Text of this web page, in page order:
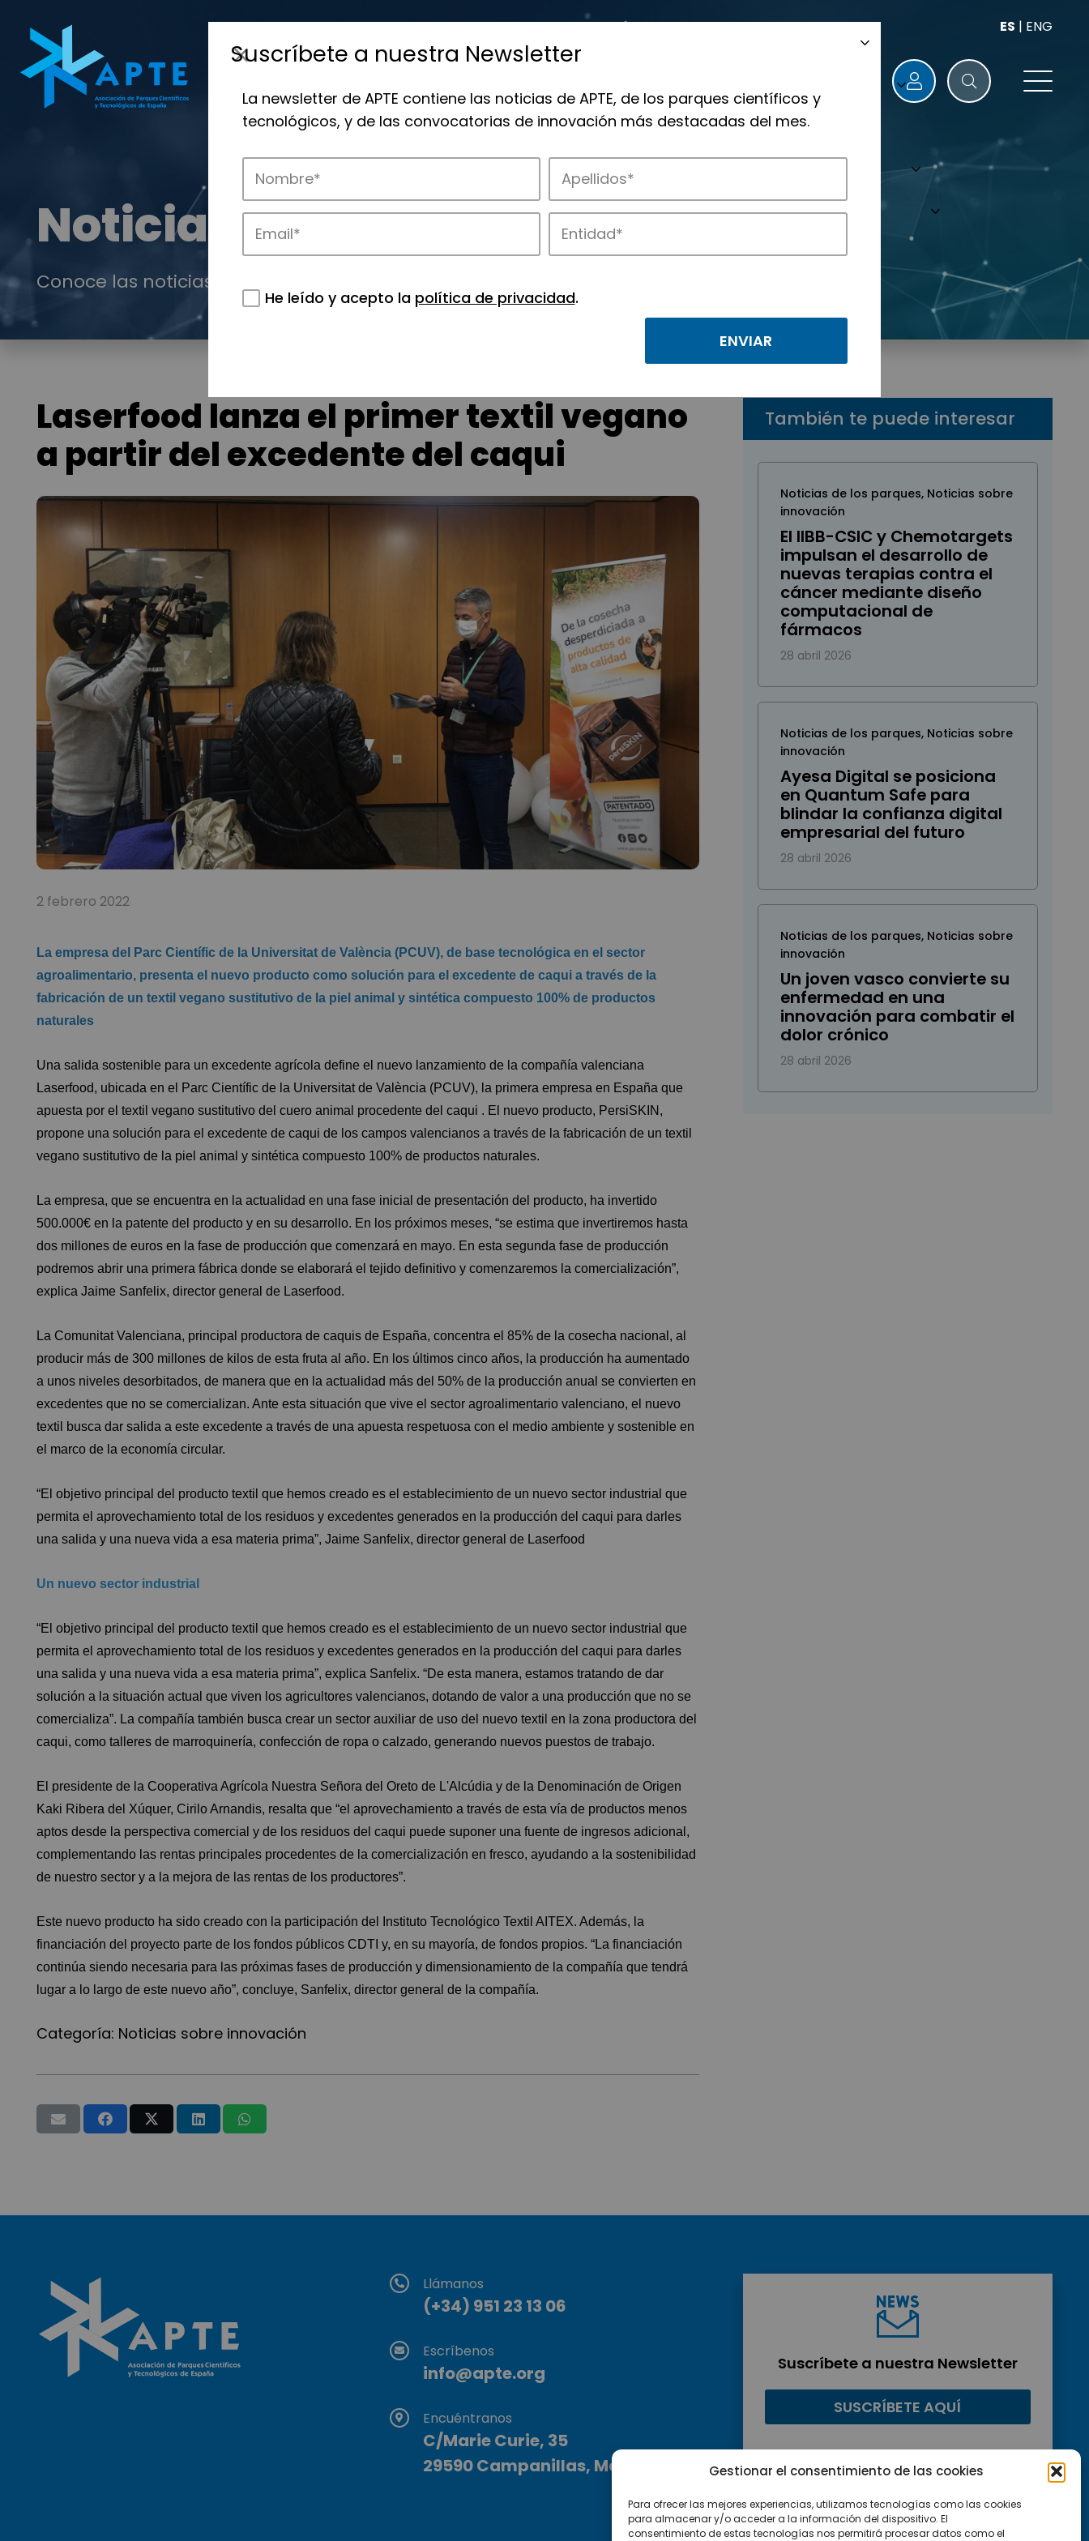
Gestionar el consentimiento de las cookies
Para ofrecer las mejores experiencias, utilizamos tecnologías como las cookies
para almacenar y/o acceder a la información del dispositivo. El
consentimiento de estas tecnologías nos permitirá procesar datos como el
ES | ENG
Noticias
Conoce las noticias más destacadas de APTE y sus parques científicos y tecnológicos.
Laserfood lanza el primer textil vegano
a partir del excedente del caqui
2 febrero 2022
La empresa del Parc Científic de la Universitat de València (PCUV), de base tecnológica en el sector
agroalimentario, presenta el nuevo producto como solución para el excedente de caqui a través de la
fabricación de un textil vegano sustitutivo de la piel animal y sintética compuesto 100% de productos
naturales
Una salida sostenible para un excedente agrícola define el nuevo lanzamiento de la compañía valenciana
Laserfood, ubicada en el Parc Científic de la Universitat de València (PCUV), la primera empresa en España que
apuesta por el textil vegano sustitutivo del cuero animal procedente del caqui . El nuevo producto, PersiSKIN,
propone una solución para el excedente de caqui de los campos valencianos a través de la fabricación de un textil
vegano sustitutivo de la piel animal y sintética compuesto 100% de productos naturales.
La empresa, que se encuentra en la actualidad en una fase inicial de presentación del producto, ha invertido
500.000€ en la patente del producto y en su desarrollo. En los próximos meses, “se estima que invertiremos hasta
dos millones de euros en la fase de producción que comenzará en mayo. En esta segunda fase de producción
podremos abrir una primera fábrica donde se elaborará el tejido definitivo y comenzaremos la comercialización”,
explica Jaime Sanfelix, director general de Laserfood.
La Comunitat Valenciana, principal productora de caquis de España, concentra el 85% de la cosecha nacional, al
producir más de 300 millones de kilos de esta fruta al año. En los últimos cinco años, la producción ha aumentado
a unos niveles desorbitados, de manera que en la actualidad más del 50% de la producción anual se convierten en
excedentes que no se comercializan. Ante esta situación que vive el sector agroalimentario valenciano, el nuevo
textil busca dar salida a este excedente a través de una apuesta respetuosa con el medio ambiente y sostenible en
el marco de la economía circular.
“El objetivo principal del producto textil que hemos creado es el establecimiento de un nuevo sector industrial que
permita el aprovechamiento total de los residuos y excedentes generados en la producción del caqui para darles
una salida y una nueva vida a esa materia prima”, Jaime Sanfelix, director general de Laserfood
Un nuevo sector industrial
“El objetivo principal del producto textil que hemos creado es el establecimiento de un nuevo sector industrial que
permita el aprovechamiento total de los residuos y excedentes generados en la producción del caqui para darles
una salida y una nueva vida a esa materia prima”, explica Sanfelix. “De esta manera, estamos tratando de dar
solución a la situación actual que viven los agricultores valencianos, dotando de valor a una producción que no se
comercializa”. La compañía también busca crear un sector auxiliar de uso del nuevo textil en la zona productora del
caqui, como talleres de marroquinería, confección de ropa o calzado, generando nuevos puestos de trabajo.
El presidente de la Cooperativa Agrícola Nuestra Señora del Oreto de L'Alcúdia y de la Denominación de Origen
Kaki Ribera del Xúquer, Cirilo Arnandis, resalta que “el aprovechamiento a través de esta vía de productos menos
aptos desde la perspectiva comercial y de los residuos del caqui puede suponer una fuente de ingresos adicional,
complementando las rentas principales procedentes de la comercialización en fresco, ayudando a la sostenibilidad
de nuestro sector y a la mejora de las rentas de los productores”.
Este nuevo producto ha sido creado con la participación del Instituto Tecnológico Textil AITEX. Además, la
financiación del proyecto parte de los fondos públicos CDTI y, en su mayoría, de fondos propios. “La financiación
continúa siendo necesaria para las próximas fases de producción y dimensionamiento de la compañía que tendrá
lugar a lo largo de este nuevo año”, concluye, Sanfelix, director general de la compañía.
Categoría: Noticias sobre innovación
También te puede interesar
Noticias de los parques, Noticias sobre
innovación
El IIBB-CSIC y Chemotargets
impulsan el desarrollo de
nuevas terapias contra el
cáncer mediante diseño
computacional de
fármacos
28 abril 2026
Noticias de los parques, Noticias sobre
innovación
Ayesa Digital se posiciona
en Quantum Safe para
blindar la confianza digital
empresarial del futuro
28 abril 2026
Noticias de los parques, Noticias sobre
innovación
Un joven vasco convierte su
enfermedad en una
innovación para combatir el
dolor crónico
28 abril 2026
Llámanos
(+34) 951 23 13 06
Escríbenos
info@apte.org
Encuéntranos
C/Marie Curie, 35
29590 Campanillas, Málaga
Suscríbete a nuestra Newsletter
SUSCRÍBETE AQUÍ
Suscríbete a nuestra Newsletter
La newsletter de APTE contiene las noticias de APTE, de los parques científicos y
tecnológicos, y de las convocatorias de innovación más destacadas del mes.
He leído y acepto la política de privacidad.